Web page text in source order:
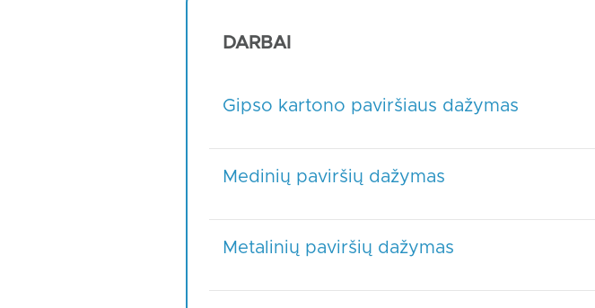
DARBAI
Gipso kartono paviršiaus dažymas
Medinių paviršių dažymas
Metalinių paviršių dažymas